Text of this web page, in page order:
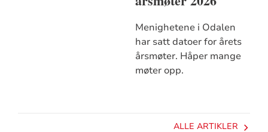
Menighetene i Odalen
har satt datoer for årets
årsmøter. Håper mange
møter opp.
ALLE ARTIKLER